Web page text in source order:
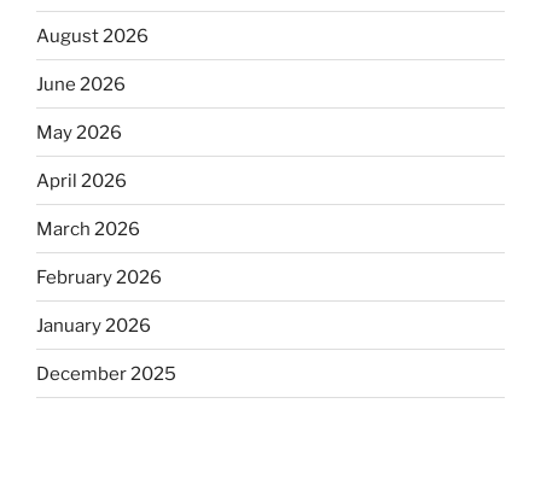
August 2026
June 2026
May 2026
April 2026
March 2026
February 2026
January 2026
December 2025